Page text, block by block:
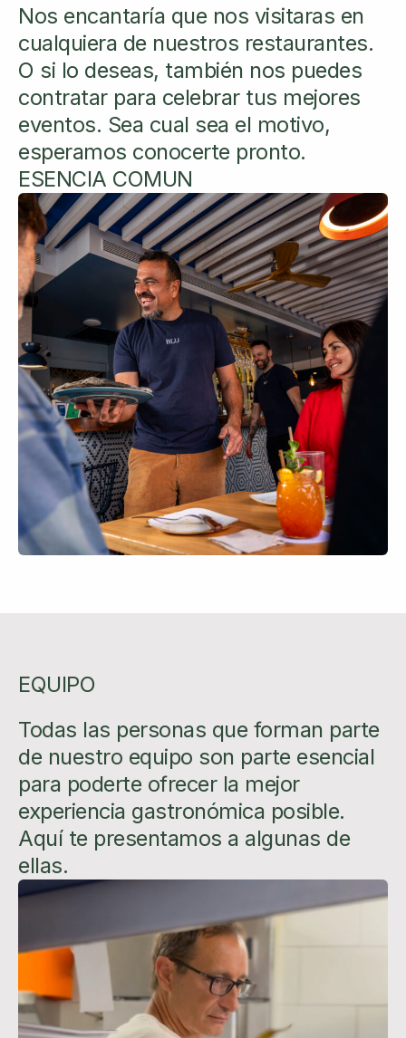
Nos encantaría que nos visitaras en
cualquiera de nuestros restaurantes.
O si lo deseas, también nos puedes
contratar para celebrar tus mejores
eventos. Sea cual sea el motivo,
esperamos conocerte pronto.
ESENCIA COMUN
EQUIPO
Todas las personas que forman parte
de nuestro equipo son parte esencial
para poderte ofrecer la mejor
experiencia gastronómica posible.
Aquí te presentamos a algunas de
ellas.